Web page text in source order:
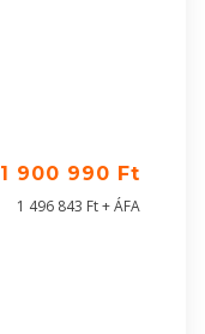
1 900 990 Ft
1 496 843 Ft + ÁFA